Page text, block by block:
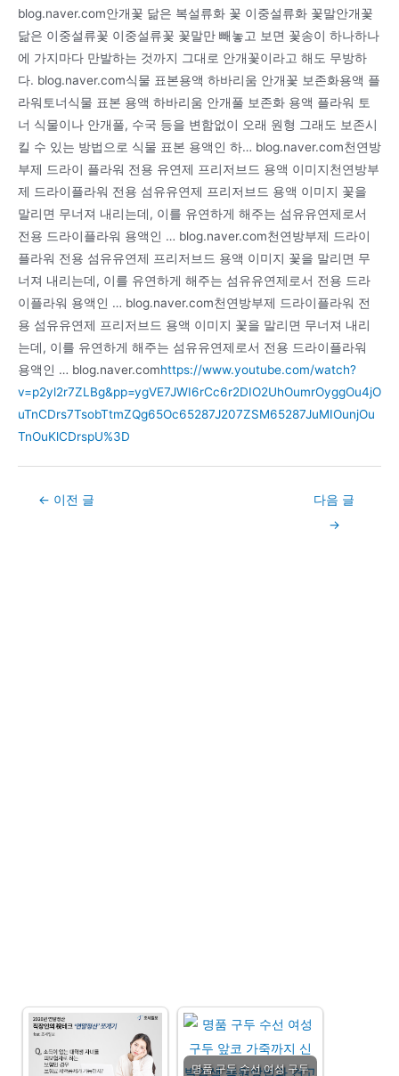
blog.naver.com안개꽃 닮은 복설류화 꽃 이중설류화 꽃말안개꽃
닮은 이중설류꽃 이중설류꽃 꽃말만 빼놓고 보면 꽃송이 하나하나
에 가지마다 만발하는 것까지 그대로 안개꽃이라고 해도 무방하
다. blog.naver.com식물 표본용액 하바리움 안개꽃 보존화용액 플
라워토너식물 표본 용액 하바리움 안개풀 보존화 용액 플라워 토
너 식물이나 안개풀, 수국 등을 변함없이 오래 원형 그래도 보존시
킬 수 있는 방법으로 식물 표본 용액인 하… blog.naver.com천연방
부제 드라이 플라워 전용 유연제 프리저브드 용액 이미지천연방부
제 드라이플라워 전용 섬유유연제 프리저브드 용액 이미지 꽃을
말리면 무너져 내리는데, 이를 유연하게 해주는 섬유유연제로서
전용 드라이플라워 용액인 … blog.naver.com천연방부제 드라이
플라워 전용 섬유유연제 프리저브드 용액 이미지 꽃을 말리면 무
너져 내리는데, 이를 유연하게 해주는 섬유유연제로서 전용 드라
이플라워 용액인 … blog.naver.com천연방부제 드라이플라워 전
용 섬유유연제 프리저브드 용액 이미지 꽃을 말리면 무너져 내리
는데, 이를 유연하게 해주는 섬유유연제로서 전용 드라이플라워
용액인 … blog.naver.comhttps://www.youtube.com/watch?
v=p2yl2r7ZLBg&pp=ygVE7JWI6rCc6r2DIO2UhOumrOyggOu4jO
uTnCDrs7TsobTtmZQg65Oc65287J207ZSM65287JuMIOunjOu
TnOuKlCDrspU%3D
Post← 이전 글
다음 글
→
명품 구두 수선 여성 구두